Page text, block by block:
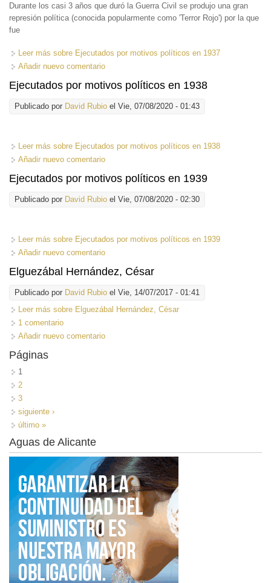
Durante los casi 3 años que duró la Guerra Civil se produjo una gran
represión política (conocida popularmente como 'Terror Rojo') por la que
fue
Leer más sobre Ejecutados por motivos políticos en 1937
Añadir nuevo comentario
Ejecutados por motivos políticos en 1938
Publicado por David Rubio el Vie, 07/08/2020 - 01:43
Leer más sobre Ejecutados por motivos políticos en 1938
Añadir nuevo comentario
Ejecutados por motivos políticos en 1939
Publicado por David Rubio el Vie, 07/08/2020 - 02:30
Leer más sobre Ejecutados por motivos políticos en 1939
Añadir nuevo comentario
Elguezábal Hernández, César
Publicado por David Rubio el Vie, 14/07/2017 - 01:41
Leer más sobre Elguezábal Hernández, César
1 comentario
Añadir nuevo comentario
Páginas
1
2
3
siguiente ›
último »
Aguas de Alicante